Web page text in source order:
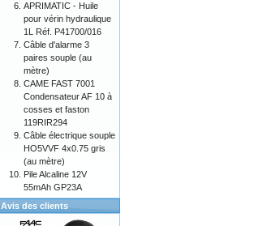
APRIMATIC - Huile
pour vérin hydraulique
1L Réf. P41700/016
Câble d'alarme 3
paires souple (au
mètre)
CAME FAST 7001
Condensateur AF 10 à
cosses et faston
119RIR294
Câble électrique souple
HO5VVF 4x0.75 gris
(au mètre)
Pile Alcaline 12V
55mAh GP23A
Avis des clients